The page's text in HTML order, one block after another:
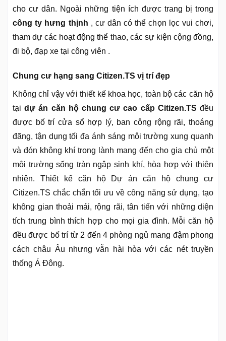
cho cư dân. Ngoài những tiện ích được trang bị trong
công ty hưng thịnh , cư dân có thể chọn lọc vui chơi,
tham dự các hoạt động thể thao, các sự kiện cộng đồng,
đi bộ, đạp xe tại công viên .
Chung cư hạng sang Citizen.TS vị trí đẹp
Không chỉ vậy với thiết kế khoa học, toàn bộ các căn hộ
tạidự án căn hộ chung cư cao cấp Citizen.TS đều
được bố trí cửa sổ hợp lý, ban công rộng rãi, thoáng
đãng, tận dụng tối đa ánh sáng môi trường xung quanh
và đón không khí trong lành mang đến cho gia chủ một
môi trường sống tràn ngập sinh khí, hòa hợp với thiên
nhiên. Thiết kế căn hộ Dự án căn hộ chung cư
Citizen.TS chắc chắn tối ưu về công năng sử dụng, tạo
không gian thoải mái, rộng rãi, tân tiến với những diện
tích trung bình thích hợp cho mọi gia đình. Mỗi căn hộ
đều được bố trí từ 2 đến 4 phòng ngủ mang đậm phong
cách châu Âu nhưng vẫn hài hòa với các nét truyền
thống Á Đông.